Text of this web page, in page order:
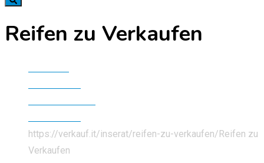
Reifen zu Verkaufen
https://verkauf.it/inserat/reifen-zu-verkaufen/ Reifen zu
Verkaufen